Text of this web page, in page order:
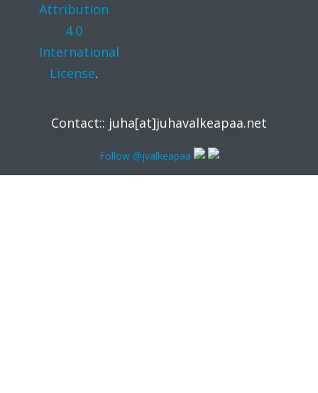
Attribution
4.0
International
License.
Contact:: juha[at]juhavalkeapaa.net
Follow @jvalkeapaa